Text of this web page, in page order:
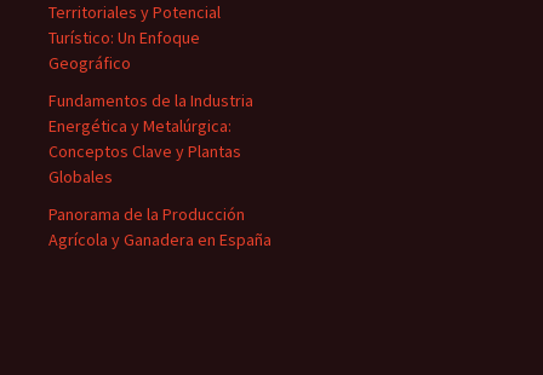
Territoriales y Potencial
Turístico: Un Enfoque
Geográfico
Fundamentos de la Industria
Energética y Metalúrgica:
Conceptos Clave y Plantas
Globales
Panorama de la Producción
Agrícola y Ganadera en España